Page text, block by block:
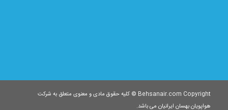
Behsanair.com Copyright © کلیه حقوق مادی و معنوی متعلق به شرکت
هواپویان بهسان ایرانیان می باشد.